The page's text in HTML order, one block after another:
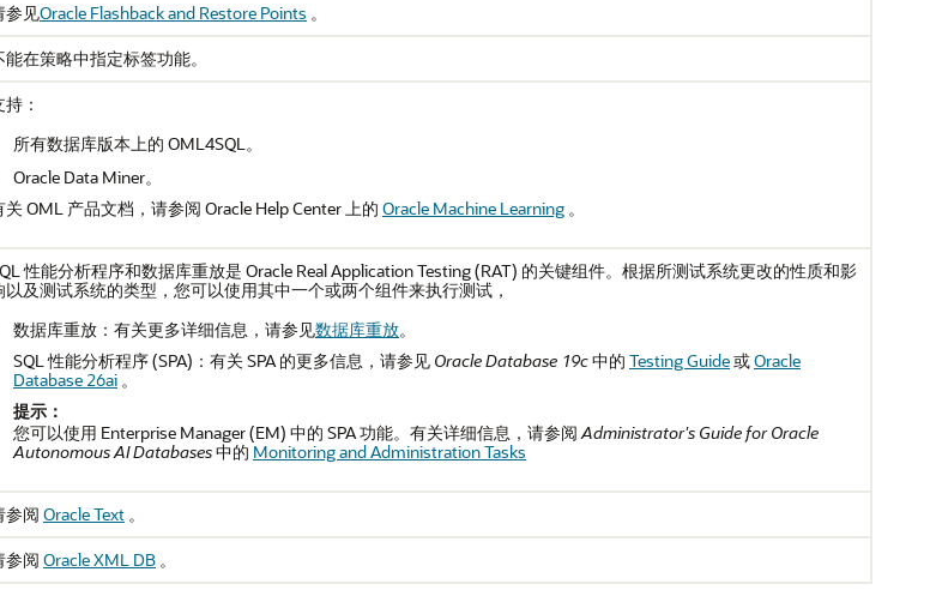
参见Oracle Flashback and Restore Points 。
能在策略中指定标签功能。
：
所有数据库版本上的 OML4SQL。
Oracle Data Miner。
关 OML 产品文档，请参阅 Oracle Help Center 上的 Oracle Machine Learning 。
性能分析程序和数据库重放是 Oracle Real Application Testing (RAT) 的关键组件。根据所测试系统更改的性质和影
以及测试系统的类型，您可以使用其中一个或两个组件来执行测试，
数据库重放：有关更多详细信息，请参见数据库重放。
SQL 性能分析程序 (SPA)：有关 SPA 的更多信息，请参见 Oracle Database 19c中的 Testing Guide或Oracle
Database 26ai 。
提示：
您可以使用 Enterprise Manager (EM) 中的 SPA 功能。有关详细信息，请参阅Administrator's Guide for Oracle
Autonomous AI Databases中的 Monitoring and Administration Tasks
参阅 Oracle Text 。
参阅 Oracle XML DB 。